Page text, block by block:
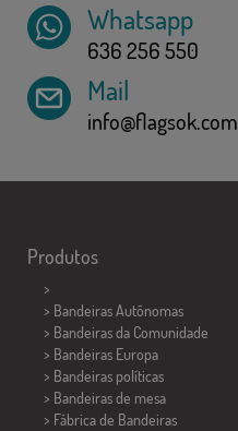
Whatsapp
636 256 550
Mail
info@flagsok.com
Produtos
>
> Bandeiras Autônomas
> Bandeiras da Comunidade
> Bandeiras Europa
> Bandeiras políticas
> Bandeiras de mesa
> Fábrica de Bandeiras